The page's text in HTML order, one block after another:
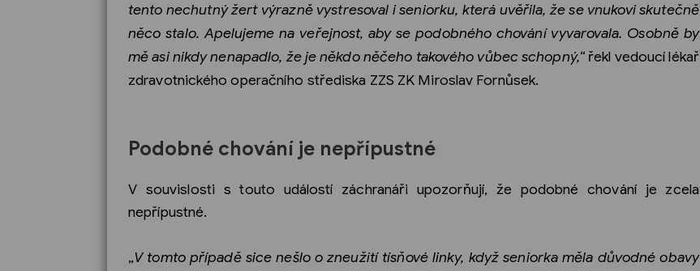
tento nechutný žert výrazně vystresoval i seniorku, která uvěřila, že se vnukovi skutečně
něco stalo. Apelujeme na veřejnost, aby se podobného chování vyvarovala. Osobně by
mě asi nikdy nenapadlo, že je někdo něčeho takového vůbec schopný,“ řekl vedoucí lékař
zdravotnického operačního střediska ZZS ZK Miroslav Fornůsek.
Podobné chování je nepřípustné
V souvislosti s touto událostí záchranáři upozorňují, že podobné chování je zcela
nepřípustné.
„V tomto případě sice nešlo o zneužití tísňové linky, když seniorka měla důvodné obavy